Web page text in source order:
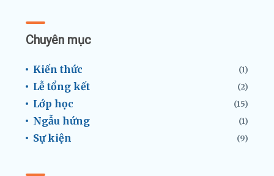
Chuyên mục
Kiến thức (1)
Lễ tổng kết (2)
Lớp học (15)
Ngẫu hứng (1)
Sự kiện (9)